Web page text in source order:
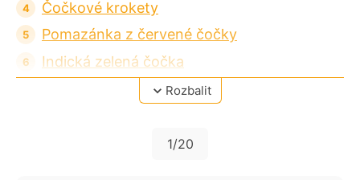
Čočkové krokety
Pomazánka z červené čočky
Indická zelená čočka
Novoroční čočka
"Kočičí tanec" - kroupy s čočkou
Rozbalit
1/20